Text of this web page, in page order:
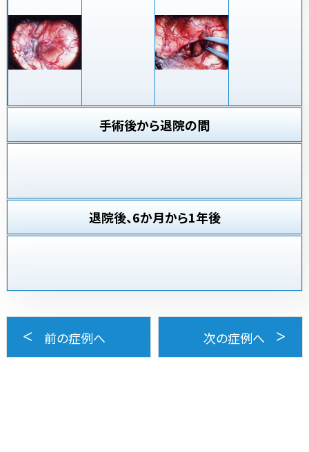
手術後から退院の間
退院後、6か月から1年後
前の症例へ 次の症例へ